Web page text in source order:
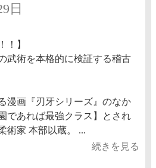
日
！】
武術を本格的に検証する稽古
漫画『刃牙シリーズ』のなか
であれば最強クラス】とされ
術家 本部以蔵。 ...
続きを見る